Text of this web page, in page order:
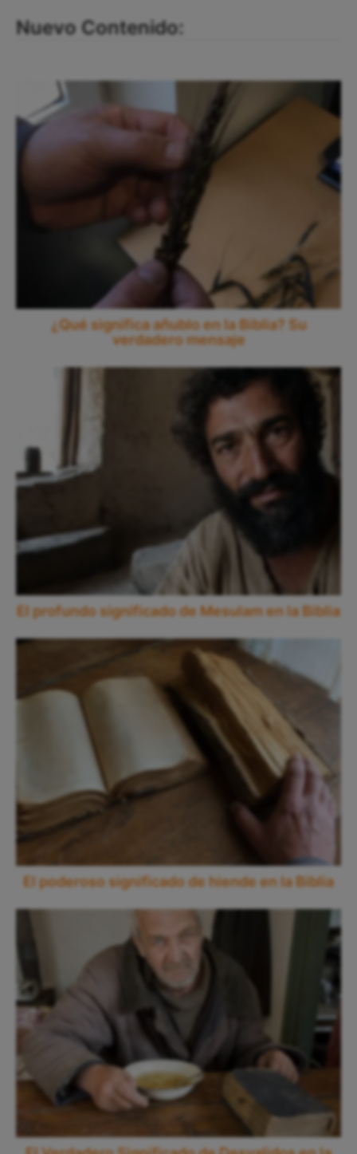
Nuevo Contenido:
¿Qué significa añublo en la Biblia? Su
verdadero mensaje
El profundo significado de Mesulam en la Biblia
El poderoso significado de hiende en la Biblia